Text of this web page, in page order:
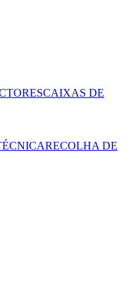
CAIXAS DE
RECOLHA DE